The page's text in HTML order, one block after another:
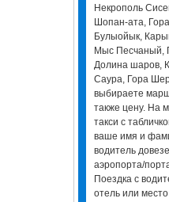
Некрополь
Шопан-ата,
Булыойык,
Мыс Песчаный,
Долина шаров,
Саура, Гора
выбираете
также цену. На
такси с
ваше имя и
водитель
аэропорта/
Поездка с
отель или